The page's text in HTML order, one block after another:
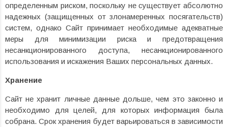
определенным риском, поскольку не существует абсолютно
надежных (защищенных от злонамеренных посягательств)
систем, однако Сайт принимает необходимые адекватные
меры для минимизации риска и предотвращения
несанкционированного доступа, несанкционированного
использования и искажения Ваших персональных данных.
Хранение
Сайт не хранит личные данные дольше, чем это законно и
необходимо для целей, для которых информация была
собрана. Срок хранения будет варьироваться в зависимости